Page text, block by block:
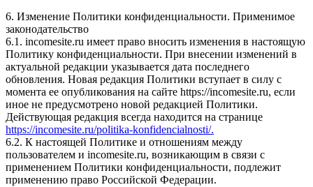
6. Изменение Политики конфиденциальности. Применимое
законодательство
6.1. incomesite.ru имеет право вносить изменения в настоящую
Политику конфиденциальности. При внесении изменений в
актуальной редакции указывается дата последнего
обновления. Новая редакция Политики вступает в силу с
момента ее опубликования на сайте https://incomesite.ru, если
иное не предусмотрено новой редакцией Политики.
Действующая редакция всегда находится на странице
https://incomesite.ru/politika-konfidencialnosti/.
6.2. К настоящей Политике и отношениям между
пользователем и incomesite.ru, возникающим в связи с
применением Политики конфиденциальности, подлежит
применению право Российской Федерации.